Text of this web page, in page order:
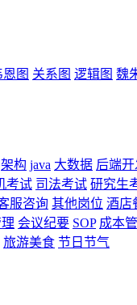
恩图 关系图 逻辑图 魏
架构 java 大数据 后端开
考试 司法考试 研究生
服咨询 其他岗位 酒店
会议纪要 SOP 成本
旅游美食 节日节气